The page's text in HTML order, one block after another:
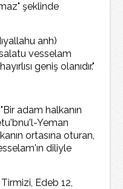
şeklinde
anh)
vesselam
geniş olanıdır."
adam halkanın
Yeman
ortasına oturan,
diliyle
Edeb 12,